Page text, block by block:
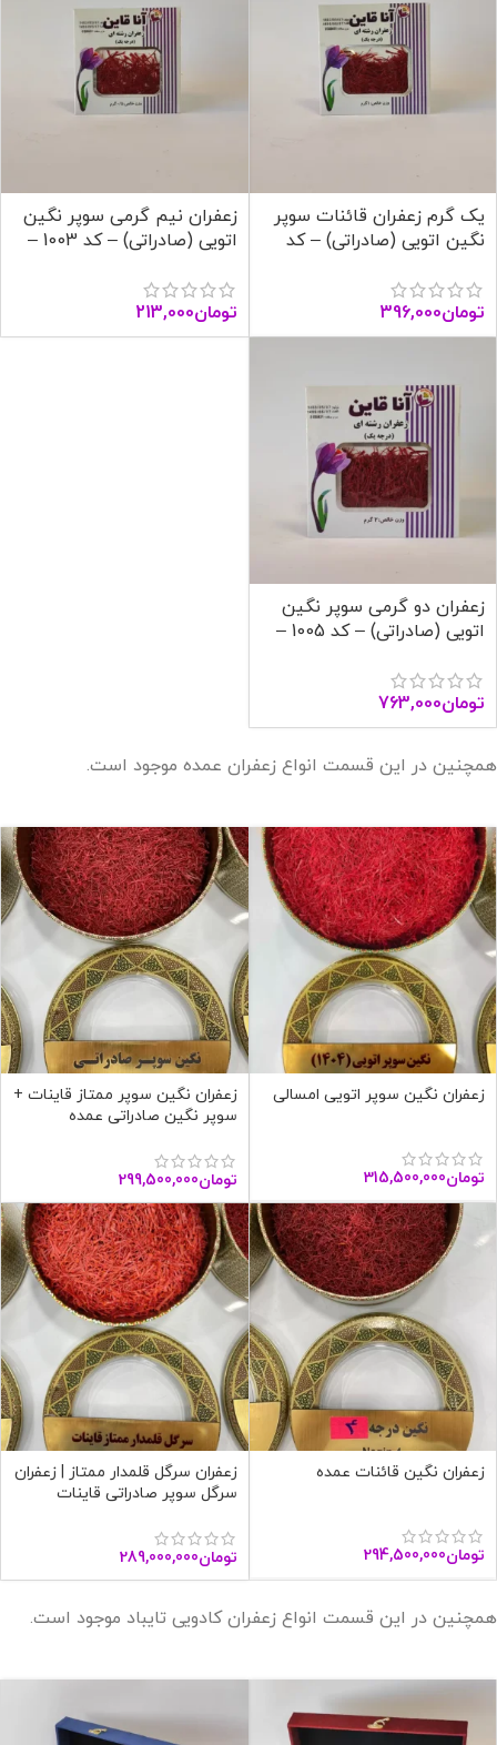
یک گرم زعفران قائنات سوپر
نگین اتویی (صادراتی) – کد
تومان396,000
زعفران نیم گرمی سوپر نگین
اتویی (صادراتی) – کد 1003 –
تومان213,000
زعفران دو گرمی سوپر نگین
اتویی (صادراتی) – کد 1005 –
تومان763,000
همچنین در این قسمت انواع زعفران عمده موجود است.
زعفران نگین سوپر اتویی امسالی
تومان315,500,000
زعفران نگین سوپر ممتاز قاینات +
سوپر نگین صادراتی عمده
تومان299,500,000
زعفران نگین قائنات عمده
تومان294,500,000
زعفران سرگل قلمدار ممتاز | زعفران
سرگل سوپر صادراتی قاینات
تومان289,000,000
همچنین در این قسمت انواع زعفران کادویی تایباد موجود است.